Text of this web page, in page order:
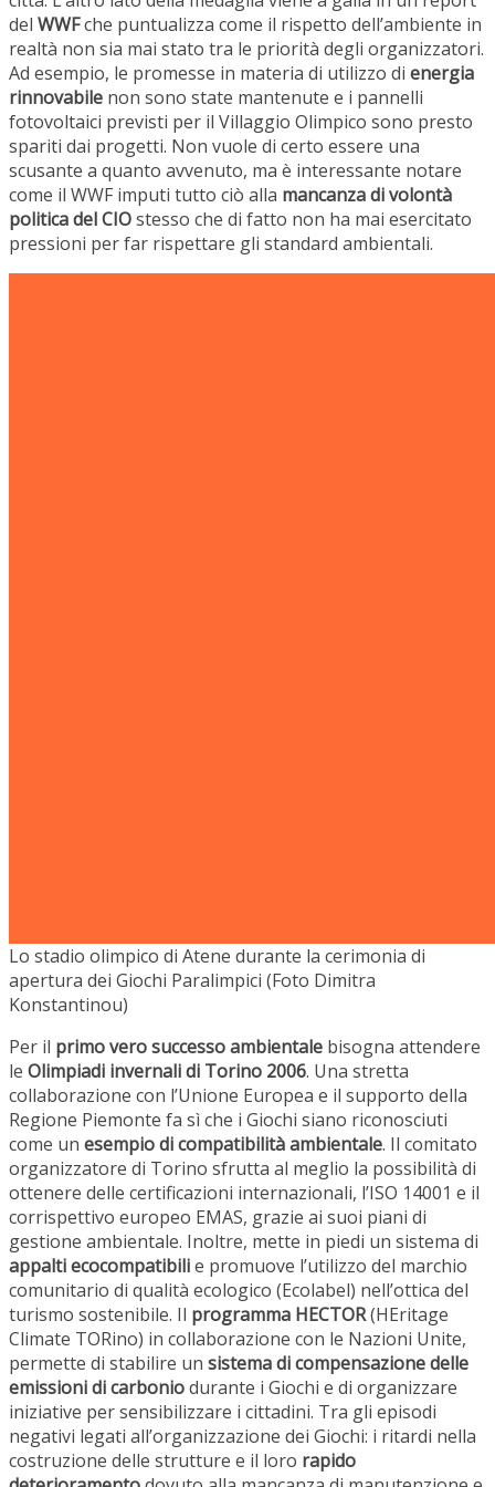
del WWFche puntualizza come il rispetto dell’ambiente in
realtà non sia mai stato tra le priorità degli organizzatori.
Ad esempio, le promesse in materia di utilizzo di energia
rinnovabile non sono state mantenute e i pannelli
fotovoltaici previsti per il Villaggio Olimpico sono presto
spariti dai progetti. Non vuole di certo essere una
scusante a quanto avvenuto, ma è interessante notare
come il WWF imputi tutto ciò alla mancanza di volontà
politica del CIOstesso che di fatto non ha mai esercitato
pressioni per far rispettare gli standard ambientali.
Lo stadio olimpico di Atene durante la cerimonia di
apertura dei Giochi Paralimpici (Foto Dimitra
Konstantinou)
Per il primo vero successo ambientale bisogna attendere
le Olimpiadi invernali di Torino 2006. Una stretta
collaborazione con l’Unione Europea e il supporto della
Regione Piemonte fa sì che i Giochi siano riconosciuti
come un esempio di compatibilità ambientale. Il comitato
organizzatore di Torino sfrutta al meglio la possibilità di
ottenere delle certificazioni internazionali, l’ISO 14001 e il
corrispettivo europeo EMAS, grazie ai suoi piani di
gestione ambientale. Inoltre, mette in piedi un sistema di
appalti ecocompatibilie promuove l’utilizzo del marchio
comunitario di qualità ecologico (Ecolabel) nell’ottica del
turismo sostenibile. Il programma HECTOR(HEritage
Climate TORino) in collaborazione con le Nazioni Unite,
permette di stabilire un sistema di compensazione delle
emissioni di carboniodurante i Giochi e di organizzare
iniziative per sensibilizzare i cittadini. Tra gli episodi
negativi legati all’organizzazione dei Giochi: i ritardi nella
costruzione delle strutture e il loro rapido